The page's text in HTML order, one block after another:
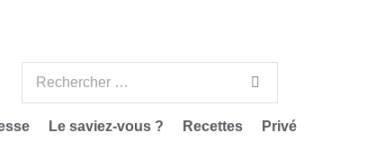
Le saviez-vous ? Recettes Privé